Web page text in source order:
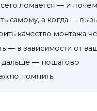
ломается — и
самому, а когда —
качество монтажа
— в зависимости от
дальше — пошагово
помнить